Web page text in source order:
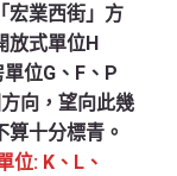
宏業西街」方
放式單位H
位G、F、P
向，望向此幾
十分標青。
位: K、L、